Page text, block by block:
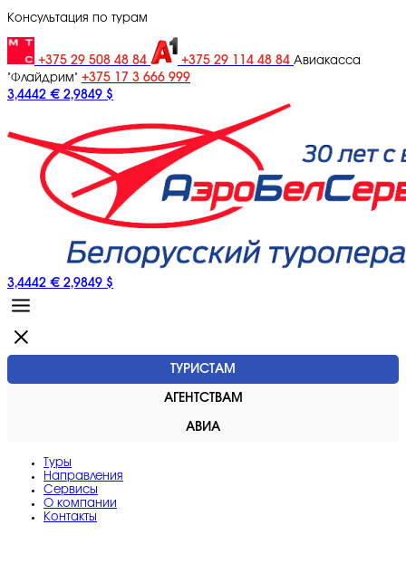
Консультация по турам
+375 29 508 48 84 +375 29 114 48 84 Авиакасса
"Флайдрим" +375 17 3 666 999
3,4442 € 2,9849 $
3,4442 € 2,9849 $
ТУРИСТАМ
АГЕНТСТВАМ
АВИА
Туры
Направления
Сервисы
O компании
Контакты